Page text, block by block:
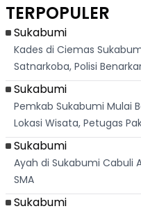
Dari
Palabuhanratu
TERPOPULER
Sukabumi
Kades di Ciemas
Satnarkoba, Polisi
Sukabumi
Pemkab Sukabumi Mulai
Lokasi Wisata, Petugas
Sukabumi
Ayah di Sukabumi Cabuli
SMA
Sukabumi